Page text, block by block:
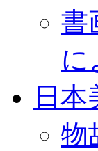
書
に
日
物